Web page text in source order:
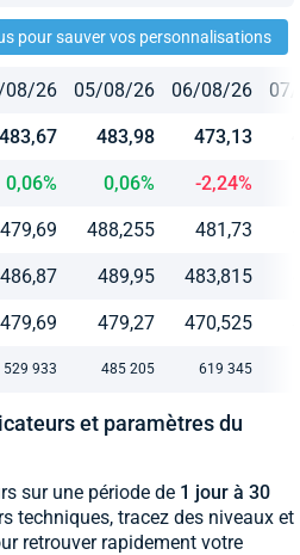
pour sauver vos personnalisations
08/26 05/08/26 06/08/26
483,67 483,98 473,13
0,06% 0,06% -2,24%
479,69 488,255 481,73
486,87 489,95 483,815
479,69 479,27 470,525
529 933 485 205 619 345
et paramètres du
sur une période de 1 jour à 30
techniques, tracez des niveaux et
retrouver rapidement votre